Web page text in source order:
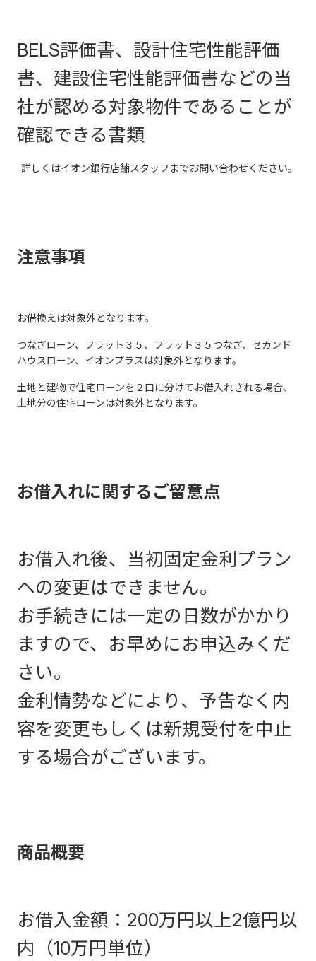
BELS評価書、設計住宅性能評価
書、建設住宅性能評価書などの当
社が認める対象物件であることが
確認できる書類
詳しくはイオン銀行店舗スタッフまでお問い合わせください。
注意事項
お借換えは対象外となります。
つなぎローン、フラット３５、フラット３５つなぎ、セカンド
ハウスローン、イオンプラスは対象外となります。
土地と建物で住宅ローンを２口に分けてお借入れされる場合、
土地分の住宅ローンは対象外となります。
お借入れに関するご留意点
お借入れ後、当初固定金利プラン
ヘの変更はできません。
お手続きには一定の日数がかかり
ますので、お早めにお申込みくだ
さい。
金利情勢などにより、予告なく内
容を変更もしくは新規受付を中止
する場合がございます。
商品概要
お借入金額：200万円以上2億円以
内（10万円単位）